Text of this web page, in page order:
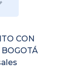
CON